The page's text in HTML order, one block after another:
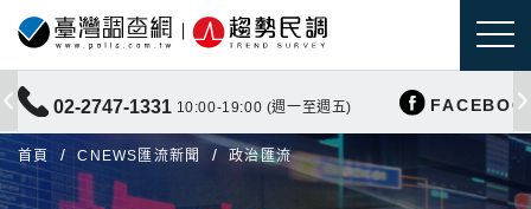
02-2747-1331 10:00-19:00 (週一至週五)
首頁 CNEWS匯流新聞 政治匯流